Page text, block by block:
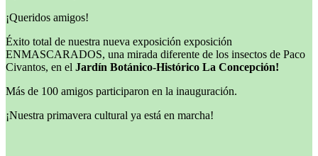
¡Queridos amigos!
Éxito total de nuestra nueva exposición exposición
ENMASCARADOS, una mirada diferente de los insectos de Paco
Civantos, en el Jardín Botánico-Histórico La Concepción!
Más de 100 amigos participaron en la inauguración.
¡Nuestra primavera cultural ya está en marcha!